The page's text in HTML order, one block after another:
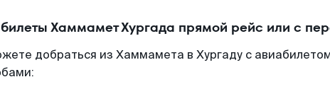
Хаммамет Хургада прямой рейс или с
добраться из Хаммамета в Хургаду с